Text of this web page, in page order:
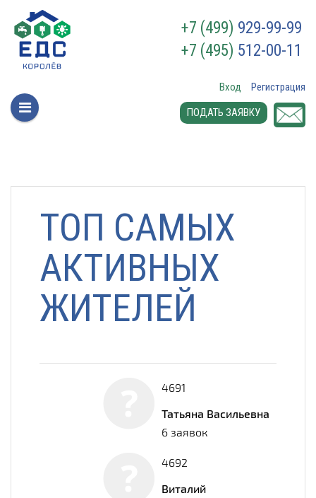
+7 (499) 929-99-99
+7 (495) 512-00-11
Вход
Регистрация
ПОДАТЬ ЗАЯВКУ
ТОП САМЫХ
АКТИВНЫХ
ЖИТЕЛЕЙ
4691
Татьяна Васильевна
6 заявок
4692
Виталий